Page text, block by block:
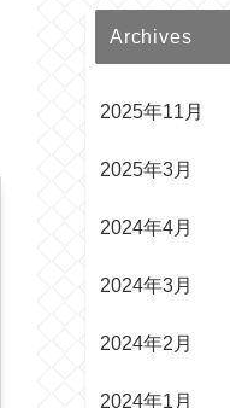
Archives
2025年11月
2025年3月
2024年4月
2024年3月
2024年2月
2024年1月